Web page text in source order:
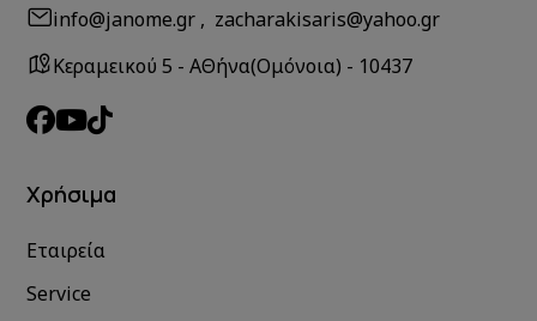
info@janome.gr , zacharakisaris@yahoo.gr
Κεραμεικού 5 - ΑΘήνα(Ομόνοια) - 10437
Χρήσιμα
Εταιρεία
Service